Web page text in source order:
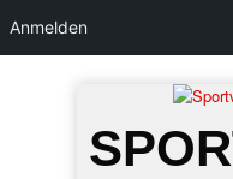
Anmelden